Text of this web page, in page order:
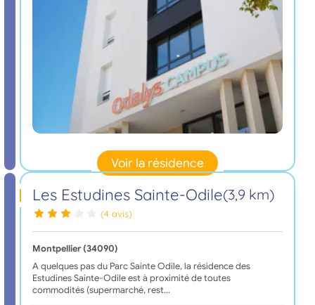
Voir la résidence
Les Estudines Sainte-Odile(3,9 km)
(4 avis)
Montpellier (34090)
A quelques pas du Parc Sainte Odile, la résidence des
Estudines Sainte-Odile est à proximité de toutes
commodités (supermarché, rest…